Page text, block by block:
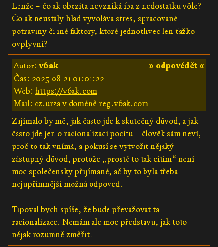
Lenže – čo ak obezita nevzniká iba z nedostatku vôle?
Čo ak neustály hlad vyvoláva stres, spracované
potraviny či iné faktory, ktoré jednotlivec len ťažko
ovplyvní?
» odpovědět «
Autor: v6ak
Čas: 2025-08-21 01:01:22
Web: https://v6ak.com
Mail: cz.urza v doméně reg.v6ak.com
Zajímalo by mě, jak často jde k skutečný důvod, a jak
často jde jen o racionalizaci pocitu – člověk sám neví,
proč to tak vnímá, a pokusí se vytvořit nějaký
zástupný důvod, protože „prostě to tak cítím“ není
moc společensky přijímané, ač by to byla třeba
nejupřímnější možná odpoveď.
Tipoval bych spíše, že bude převažovat ta
racionalizace. Nemám ale moc představu, jak toto
nějak rozumně změřit.